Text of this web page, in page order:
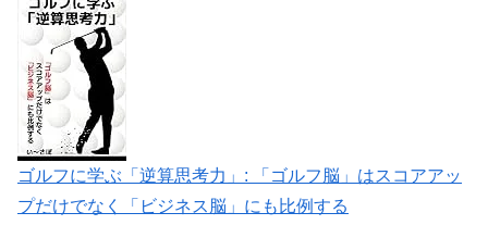
ゴルフに学ぶ「逆算思考力」: 「ゴルフ脳」はスコアアッ
プだけでなく「ビジネス脳」にも比例する